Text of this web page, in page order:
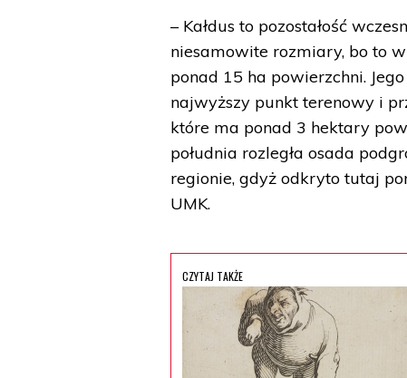
– Kałdus to pozostałość
niesamowite rozmiary, bo to
ponad 15 ha powierzchni.
najwyższy punkt terenowy i
które ma ponad 3 hektary
południa rozległa osada
regionie, gdyż odkryto tutaj
UMK.
CZYTAJ TAKŻE